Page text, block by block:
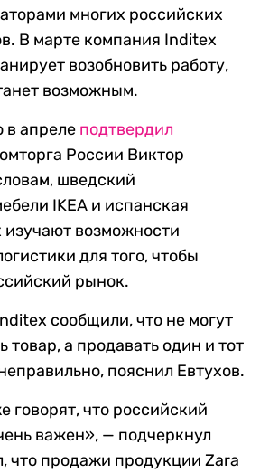
многих российских
В марте компания Inditex
возобновить работу,
возможным.
апреле подтвердил
России Виктор
шведский
IKEA и испанская
возможности
для того, чтобы
рынок.
сообщили, что не могут
товар, а продавать один и тот
пояснил Евтухов.
говорят, что российский
важен», — подчеркнул
что продажи продукции Zara